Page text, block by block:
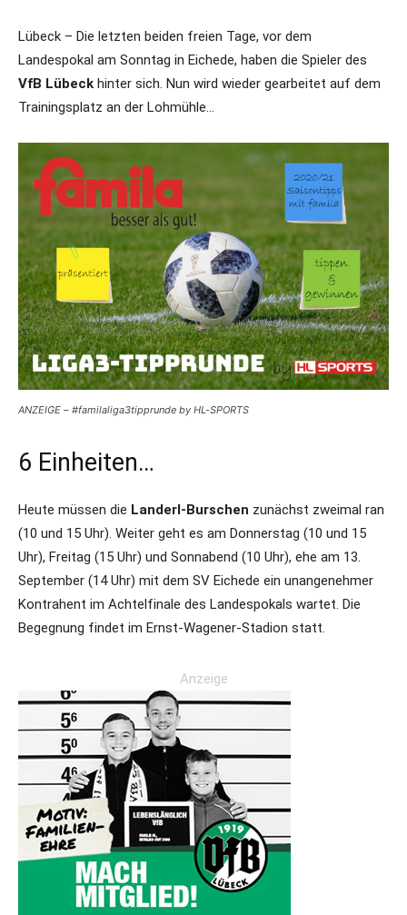
Lübeck – Die letzten beiden freien Tage, vor dem
Landespokal am Sonntag in Eichede, haben die Spieler des
VfB Lübeck hinter sich. Nun wird wieder gearbeitet auf dem
Trainingsplatz an der Lohmühle…
ANZEIGE – #familaliga3tipprunde by HL-SPORTS
6 Einheiten…
Heute müssen die Landerl-Burschen zunächst zweimal ran
(10 und 15 Uhr). Weiter geht es am Donnerstag (10 und 15
Uhr), Freitag (15 Uhr) und Sonnabend (10 Uhr), ehe am 13.
September (14 Uhr) mit dem SV Eichede ein unangenehmer
Kontrahent im Achtelfinale des Landespokals wartet. Die
Begegnung findet im Ernst-Wagener-Stadion statt.
Anzeige